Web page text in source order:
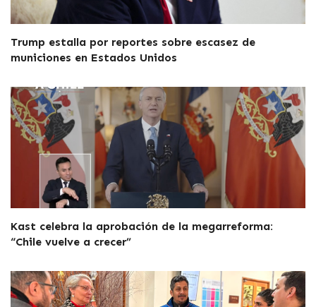
Trump estalla por reportes sobre escasez de
municiones en Estados Unidos
Kast celebra la aprobación de la megarreforma:
“Chile vuelve a crecer”